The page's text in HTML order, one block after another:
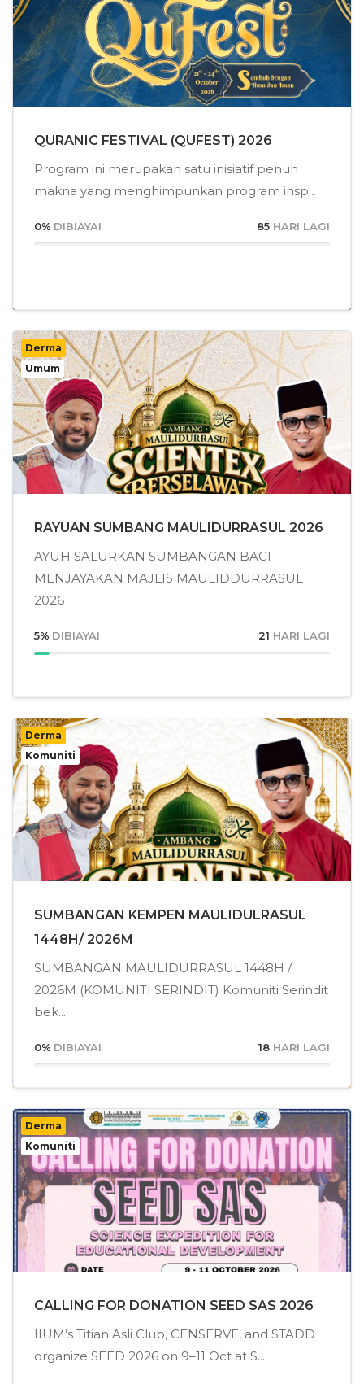
QURANIC FESTIVAL (QUFEST) 2026
Program ini merupakan satu inisiatif penuh
makna yang menghimpunkan program insp...
0% DIBIAYAI 85 HARI LAGI
Derma
Umum
RAYUAN SUMBANG MAULIDURRASUL 2026
AYUH SALURKAN SUMBANGAN BAGI
MENJAYAKAN MAJLIS MAULIDDURRASUL
2026
5% DIBIAYAI 21 HARI LAGI
Derma
Komuniti
SUMBANGAN KEMPEN MAULIDULRASUL
1448H/ 2026M
SUMBANGAN MAULIDURRASUL 1448H /
2026M (KOMUNITI SERINDIT) Komuniti Serindit
bek...
0% DIBIAYAI 18 HARI LAGI
Derma
Komuniti
CALLING FOR DONATION SEED SAS 2026
IIUM’s Titian Asli Club, CENSERVE, and STADD
organize SEED 2026 on 9–11 Oct at S...